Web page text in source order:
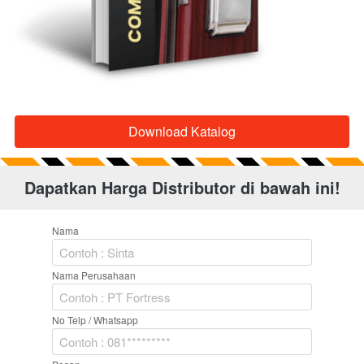
`Download Katalog
Dapatkan Harga Distributor di bawah ini!
Nama
Nama Perusahaan
No Telp / Whatsapp